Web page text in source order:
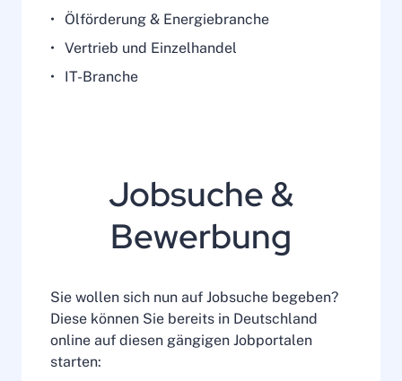
Ölförderung & Energiebranche
Vertrieb und Einzelhandel
IT-Branche
Jobsuche &
Bewerbung
Sie wollen sich nun auf Jobsuche begeben?
Diese können Sie bereits in Deutschland
online auf diesen gängigen Jobportalen
starten: